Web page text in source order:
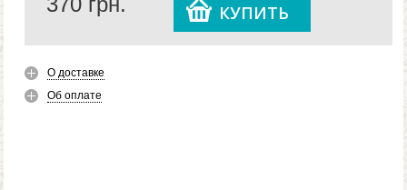
КУПИТЬ
О доставке
Об оплате